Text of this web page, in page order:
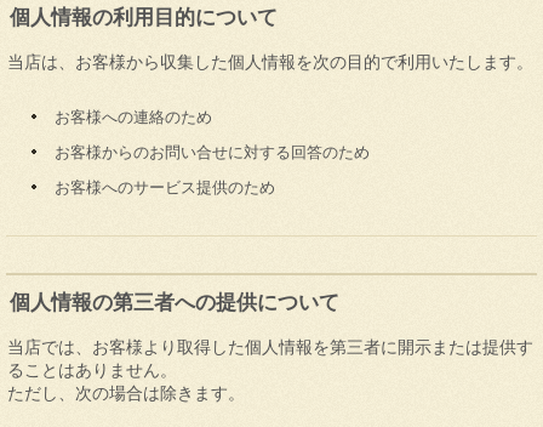
個人情報の利用目的について
当店は、お客様から収集した個人情報を次の目的で利用いたします。
お客様への連絡のため
お客様からのお問い合せに対する回答のため
お客様へのサービス提供のため
個人情報の第三者への提供について
当店では、お客様より取得した個人情報を第三者に開示または提供す
ることはありません。
ただし、次の場合は除きます。